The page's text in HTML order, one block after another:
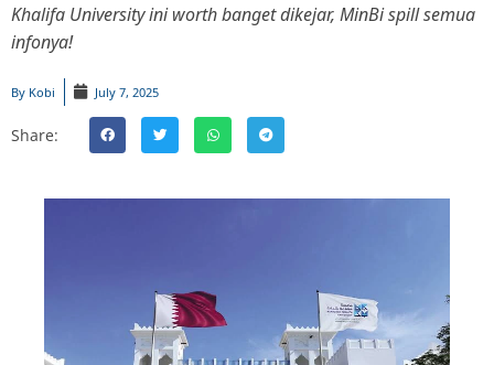
Khalifa University ini worth banget dikejar, MinBi spill semua
infonya!
By Kobi July 7, 2025
Share: